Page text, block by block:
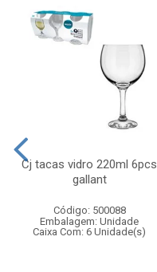
Cj tacas vidro 220ml 6pcs
gallant
Código: 500088
Embalagem: Unidade
Caixa Com: 6 Unidade(s)